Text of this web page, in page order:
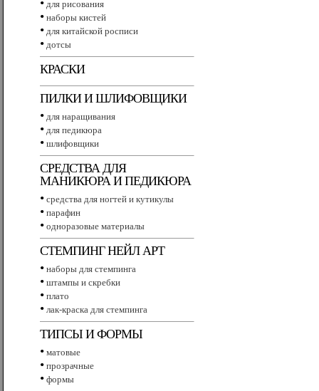
для рисования
• наборы кистей
• для китайской росписи
• дотсы
КРАСКИ
ПИЛКИ И ШЛИФОВЩИКИ
• для наращивания
• для педикюра
• шлифовщики
СРЕДСТВА ДЛЯ
МАНИКЮРА И ПЕДИКЮРА
• средства для ногтей и кутикулы
• парафин
• одноразовые материалы
СТЕМПИНГ НЕЙЛ АРТ
• наборы для стемпинга
• штампы и скребки
• плато
• лак-краска для стемпинга
ТИПСЫ И ФОРМЫ
• матовые
• прозрачные
• формы